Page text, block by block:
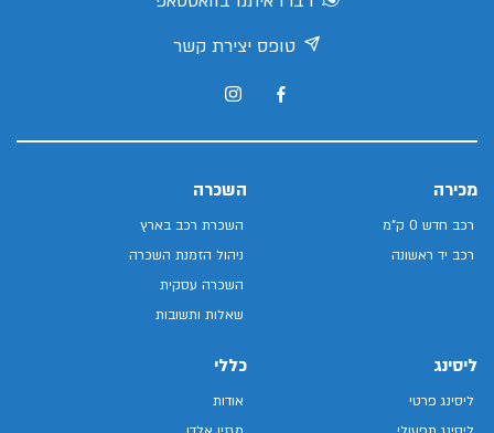
טופס יצירת קשר
מכירה
רכב חדש 0 ק"מ
רכב יד ראשונה
השכרה
השכרת רכב בארץ
ניהול הזמנת השכרה
השכרה עסקית
שאלות ותשובות
ליסינג
ליסינג פרטי
כללי
אודות